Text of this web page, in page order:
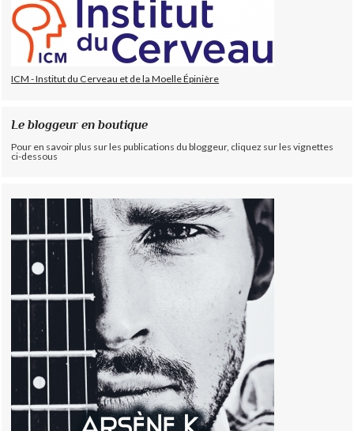
ICM - Institut du Cerveau et de la Moelle Épinière
Le bloggeur en boutique
Pour en savoir plus sur les publications du bloggeur, cliquez sur les vignettes
ci-dessous